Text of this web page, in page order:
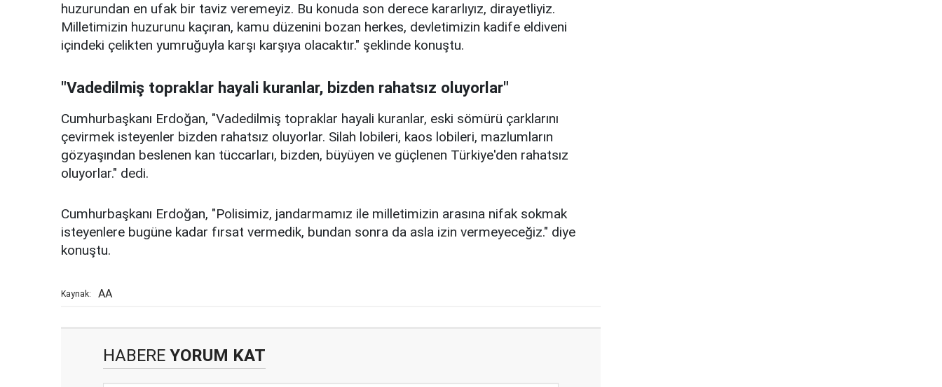
huzurundan en ufak bir taviz veremeyiz. Bu konuda son derece kararlıyız, dirayetliyiz.
Milletimizin huzurunu kaçıran, kamu düzenini bozan herkes, devletimizin kadife eldiveni
içindeki çelikten yumruğuyla karşı karşıya olacaktır." şeklinde konuştu.
"Vadedilmiş topraklar hayali kuranlar, bizden rahatsız oluyorlar"
Cumhurbaşkanı Erdoğan, "Vadedilmiş topraklar hayali kuranlar, eski sömürü çarklarını
çevirmek isteyenler bizden rahatsız oluyorlar. Silah lobileri, kaos lobileri, mazlumların
gözyaşından beslenen kan tüccarları, bizden, büyüyen ve güçlenen Türkiye'den rahatsız
oluyorlar." dedi.
Cumhurbaşkanı Erdoğan, "Polisimiz, jandarmamız ile milletimizin arasına nifak sokmak
isteyenlere bugüne kadar fırsat vermedik, bundan sonra da asla izin vermeyeceğiz." diye
konuştu.
Kaynak: AA
HABERE YORUM KAT